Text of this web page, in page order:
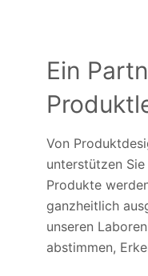
Ein
Von
unterstützen
Produkte
ganzheitlich
unseren
abstimmen,